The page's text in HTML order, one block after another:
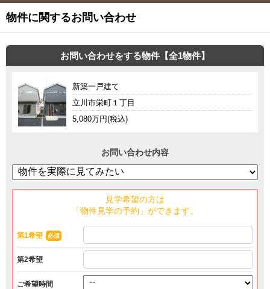
物件に関するお問い合わせ
お問い合わせをする物件【全1物件】
新築一戸建て
立川市栄町１丁目
5,080万円(税込)
お問い合わせ内容
見学希望の方は
「物件見学の予約」ができます。
第1希望 必須
第2希望
ご希望時間